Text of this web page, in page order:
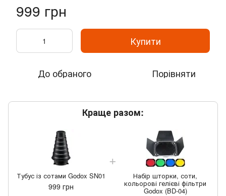
999 грн
Купити
До обраного Порівняти
Краще разом:
Тубус із сотами Godox SN01
999 грн
Набір шторки, соти,
кольорові гелієві фільтри
Godox (BD-04)